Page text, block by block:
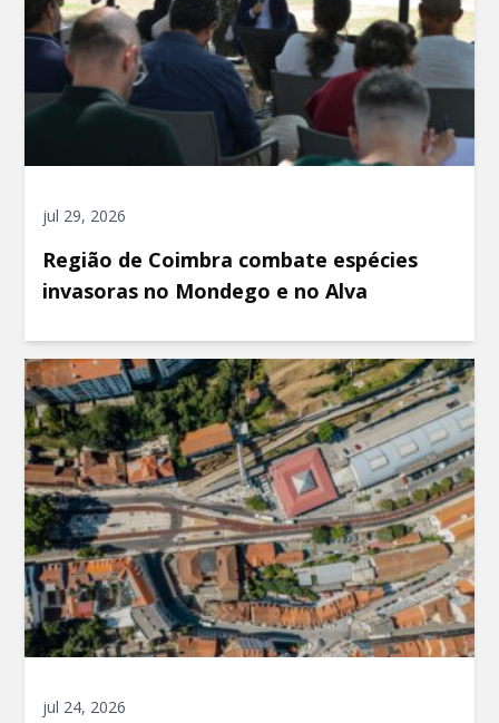
jul 29, 2026
Região de Coimbra combate espécies
invasoras no Mondego e no Alva
jul 24, 2026